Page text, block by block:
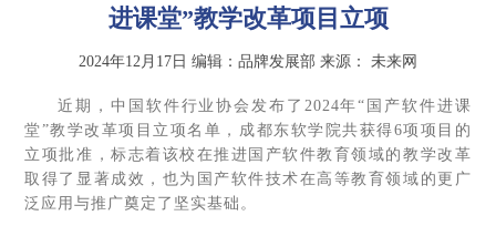
进课堂”教学改革项目立项
2024年12月17日 编辑：品牌发展部 来源： 未来网
近期，中国软件行业协会发布了2024年“国产软件进课
堂”教学改革项目立项名单，成都东软学院共获得6项项目的
立项批准，标志着该校在推进国产软件教育领域的教学改革
取得了显著成效，也为国产软件技术在高等教育领域的更广
泛应用与推广奠定了坚实基础。